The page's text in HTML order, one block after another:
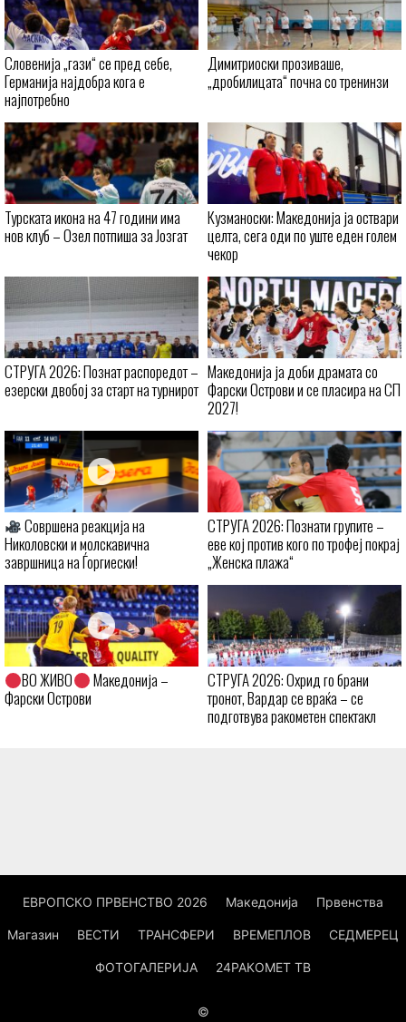
Словенија „гази“ се пред себе,
Германија најдобра кога е
најпотребно
Димитриоски прозиваше,
„дробилицата“ почна со тренинзи
Турската икона на 47 години има
нов клуб – Озел потпиша за Јозгат
Кузманоски: Македонија ја оствари
целта, сега оди по уште еден голем
чекор
СТРУГА 2026: Познат распоредот –
езерски двобој за старт на турнирот
Македонија ја доби драмата со
Фарски Острови и се пласира на СП
2027!
Совршена реакција на
Николовски и молскавична
завршница на Ѓоргиески!
СТРУГА 2026: Познати групите –
еве кој против кого по трофеј покрај
„Женска плажа“
ВО ЖИВО
Македонија –
Фарски Острови
СТРУГА 2026: Охрид го брани
тронот, Вардар се враќа – се
подготвува ракометен спектакл
ЕВРОПСКО ПРВЕНСТВО 2026 Македонија Првенства
Магазин ВЕСТИ ТРАНСФЕРИ ВРЕМЕПЛОВ СЕДМЕРЕЦ
ФОТОГАЛЕРИЈА 24РАКОМЕТ ТВ
©